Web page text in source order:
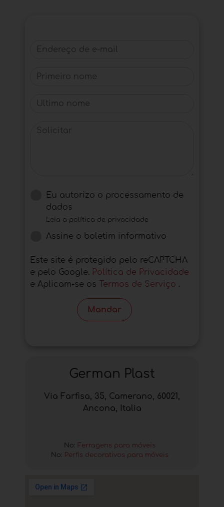
Endereço de e-mail
Primeiro nome
Último nome
Solicitar
Eu autorizo ​​o processamento de
dados
Leia a política de privacidade
Assine o boletim informativo
Este site é protegido pelo reCAPTCHA
e pelo Google. Política de Privacidade
e Aplicam-se os
Termos de Serviço .
Mandar
German Plast
Via Farfisa, 35, Camerano, 60021,
Ancona, Italia
No: Ferragens para móveis
No: Perfis decorativos para móveis